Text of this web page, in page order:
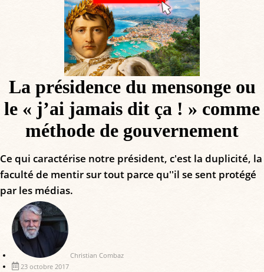
La présidence du mensonge ou
le « j’ai jamais dit ça ! » comme
méthode de gouvernement
Ce qui caractérise notre président, c'est la duplicité, la
faculté de mentir sur tout parce qu''il se sent protégé
par les médias.
Christian Combaz
23 octobre 2017